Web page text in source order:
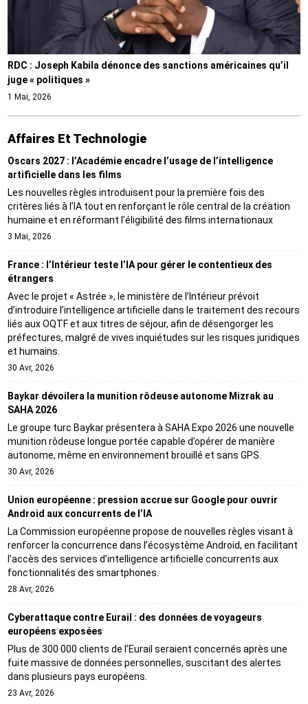
RDC : Joseph Kabila dénonce des sanctions américaines qu’il
juge « politiques »
1 Mai, 2026
Affaires Et Technologie
Oscars 2027 : l’Académie encadre l’usage de l’intelligence
artificielle dans les films
Les nouvelles règles introduisent pour la première fois des
critères liés à l’IA tout en renforçant le rôle central de la création
humaine et en réformant l’éligibilité des films internationaux
3 Mai, 2026
France : l’Intérieur teste l’IA pour gérer le contentieux des
étrangers
Avec le projet « Astrée », le ministère de l’Intérieur prévoit
d’introduire l’intelligence artificielle dans le traitement des recours
liés aux OQTF et aux titres de séjour, afin de désengorger les
préfectures, malgré de vives inquiétudes sur les risques juridiques
et humains.
30 Avr, 2026
Baykar dévoilera la munition rôdeuse autonome Mizrak au
SAHA 2026
Le groupe turc Baykar présentera à SAHA Expo 2026 une nouvelle
munition rôdeuse longue portée capable d’opérer de manière
autonome, même en environnement brouillé et sans GPS.
30 Avr, 2026
Union européenne : pression accrue sur Google pour ouvrir
Android aux concurrents de l’IA
La Commission européenne propose de nouvelles règles visant à
renforcer la concurrence dans l’écosystème Android, en facilitant
l’accès des services d’intelligence artificielle concurrents aux
fonctionnalités des smartphones.
28 Avr, 2026
Cyberattaque contre Eurail : des données de voyageurs
européens exposées
Plus de 300 000 clients de l’Eurail seraient concernés après une
fuite massive de données personnelles, suscitant des alertes
dans plusieurs pays européens.
23 Avr, 2026